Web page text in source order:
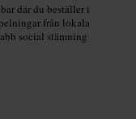
där du beställer i
från lokala
social stämning